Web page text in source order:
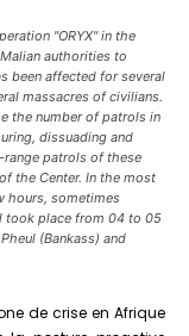
"ORYX" in the
authorities to
been affected for several
massacres of civilians.
the number of patrols in
dissuading and
patrols of these
the Center. In the most
hours, sometimes
took place from 04 to 05
(Bankass) and
de crise en Afrique